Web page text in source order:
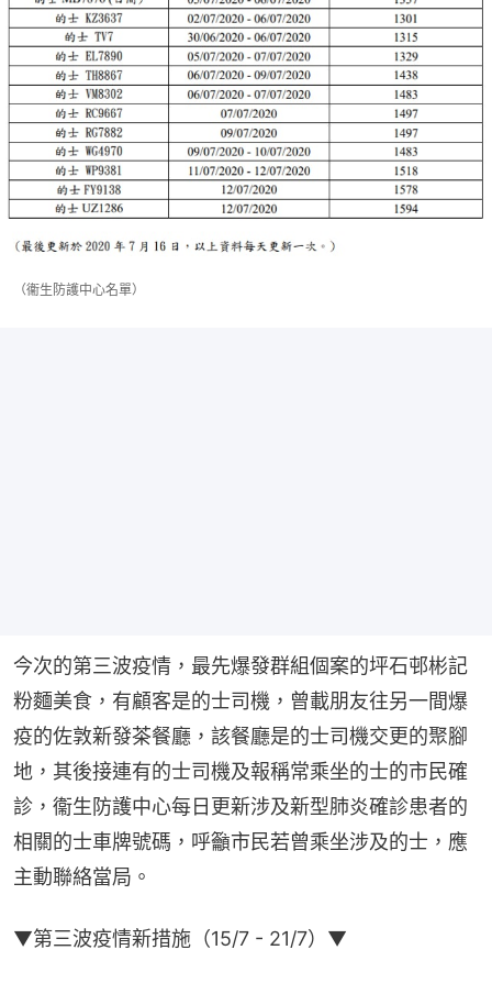
（衞生防護中心名單）
今次的第三波疫情，最先爆發群組個案的坪石邨彬記
粉麵美食，有顧客是的士司機，曾載朋友往另一間爆
疫的佐敦新發茶餐廳，該餐廳是的士司機交更的聚腳
地，其後接連有的士司機及報稱常乘坐的士的市民確
診，衞生防護中心每日更新涉及新型肺炎確診患者的
相關的士車牌號碼，呼籲市民若曾乘坐涉及的士，應
主動聯絡當局。
▼第三波疫情新措施（15/7 - 21/7）▼